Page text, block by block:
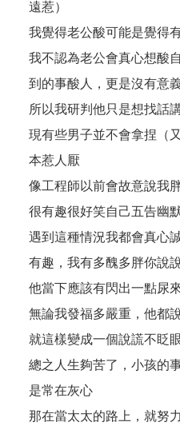
遠惹）
我覺得老公酸可能是覺得
我不認為老公會真心想酸
到的事酸人，更是沒有意
所以我研判他只是想找話
現有些男子並不會拿捏（
本惹人厭
像工程師以前會故意說我
很有趣很好笑自己五告幽
遇到這種情況我都會真心
有趣，我有多醜多胖你說
他當下應該有閃出一點尿
無論我發福多嚴重，他都
就這樣變成一個說謊不眨
總之人生夠苦了，小孩的
是常在灰心
那在當太太的路上，就努